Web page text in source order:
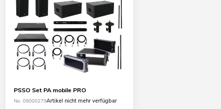
PSSO Set PA mobile PRO
No. 09000279Artikel nicht mehr verfügbar